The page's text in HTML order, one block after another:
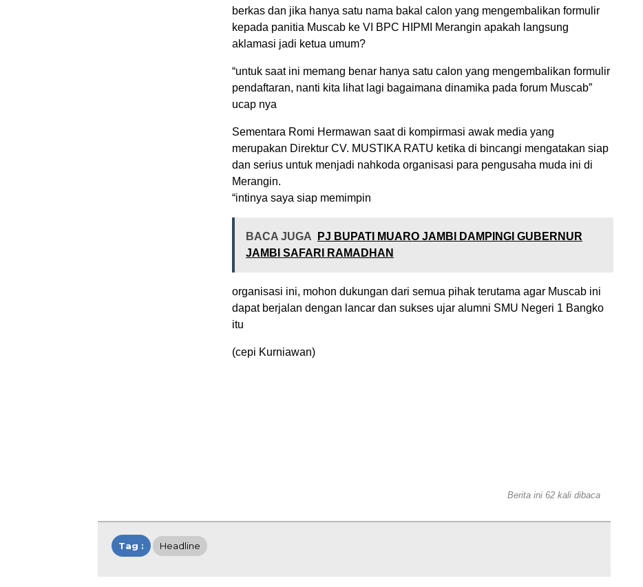
berkas dan jika hanya satu nama bakal calon yang mengembalikan formulir
kepada panitia Muscab ke VI BPC HIPMI Merangin apakah langsung
aklamasi jadi ketua umum?
“untuk saat ini memang benar hanya satu calon yang mengembalikan formulir
pendaftaran, nanti kita lihat lagi bagaimana dinamika pada forum Muscab”
ucap nya
Sementara Romi Hermawan saat di kompirmasi awak media yang
merupakan Direktur CV. MUSTIKA RATU ketika di bincangi mengatakan siap
dan serius untuk menjadi nahkoda organisasi para pengusaha muda ini di
Merangin.
“intinya saya siap memimpin
BACA JUGA
PJ BUPATI MUARO JAMBI DAMPINGI GUBERNUR
JAMBI SAFARI RAMADHAN
organisasi ini, mohon dukungan dari semua pihak terutama agar Muscab ini
dapat berjalan dengan lancar dan sukses ujar alumni SMU Negeri 1 Bangko
itu
(cepi Kurniawan)
Berita ini 62 kali dibaca
Tag : Headline